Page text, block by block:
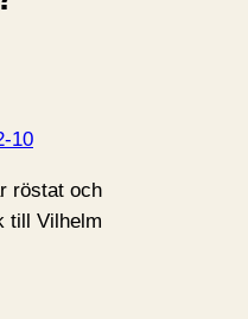
10
röstat och
till Vilhelm